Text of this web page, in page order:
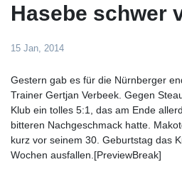
Hasebe schwer
15 Jan, 2014
Gestern gab es für die Nürnberger
Trainer Gertjan Verbeek. Gegen
Klub ein tolles 5:1, das am Ende
bitteren Nachgeschmack hatte.
kurz vor seinem 30. Geburtstag das
Wochen ausfallen.[PreviewBreak]